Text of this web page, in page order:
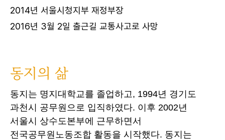
2014년 서울시청지부 재정부장
2016년 3월 2일 출근길 교통사고로 사망
동지의 삶
동지는 명지대학교를 졸업하고, 1994년 경기도
과천시 공무원으로 입직하였다. 이후 2002년
서울시 상수도본부에 근무하면서
전국공무원노동조합 활동을 시작했다. 동지는